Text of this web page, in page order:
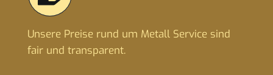
Unsere Preise rund um Metall Service sind
fair und transparent.